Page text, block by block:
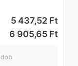
5 437,52 Ft
6 905,65 Ft
dob